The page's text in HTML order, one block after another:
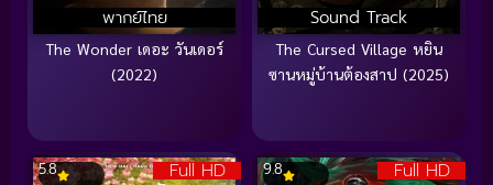
พากย์ไทย
The Wonder เดอะ วันเดอร์
(2022)
Sound Track
The Cursed Village หยิน
ซานหมู่บ้านต้องสาป (2025)
Full HD
5.8 Full HD
9.8